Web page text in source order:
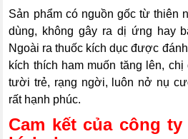
Sản phẩm có nguồn gốc từ thiên
dùng, không gây ra dị ứng hay
Ngoài ra thuốc kích dục được
kích thích ham muốn tăng lên,
tười trẻ, rạng ngời, luôn nở nụ
rất hạnh phúc.
Cam kết của công